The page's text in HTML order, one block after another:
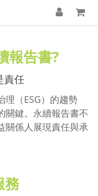
報告書?
責任
（ESG）的趨勢
關鍵。永續報告書不
關係人展現責任與承
務